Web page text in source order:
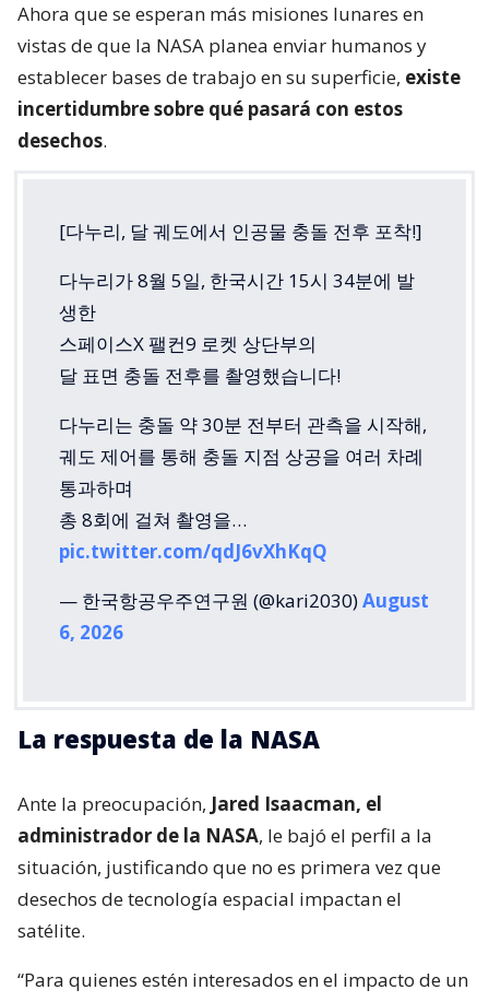
Ahora que se esperan más misiones lunares en
vistas de que la NASA planea enviar humanos y
establecer bases de trabajo en su superficie, existe
incertidumbre sobre qué pasará con estos
desechos.
[다누리, 달 궤도에서 인공물 충돌 전후 포착!]
다누리가 8월 5일, 한국시간 15시 34분에 발
생한
스페이스X 팰컨9 로켓 상단부의
달 표면 충돌 전후를 촬영했습니다!
다누리는 충돌 약 30분 전부터 관측을 시작해,
궤도 제어를 통해 충돌 지점 상공을 여러 차례
통과하며
총 8회에 걸쳐 촬영을…
pic.twitter.com/qdJ6vXhKqQ
— 한국항공우주연구원 (@kari2030)August
6, 2026
La respuesta de la NASA
Ante la preocupación, Jared Isaacman, el
administrador de la NASA, le bajó el perfil a la
situación, justificando que no es primera vez que
desechos de tecnología espacial impactan el
satélite.
“Para quienes estén interesados ​​en el impacto de un